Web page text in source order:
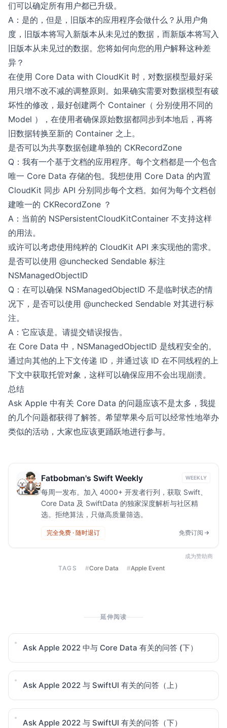
们可以确定所有用户都已升级。
A：是的，但是，旧版本的应用程序会做什么？从用户角
度，旧版本将写入新版本从未见过的数据，而新版本将写入
旧版本从未见过的数据。您将如何向您的用户解释这种差
异？
在使用 Core Data with CloudKit 时，对数据模型最好采
用只增不改不减的调整原则。如果确实需要对数据模型有破
坏性的修改，最好创建两个 Container（ 分别使用不同的
Model ），在使用者确保原始数据都同步到本地后，再将
旧数据转换至新的 Container 之上。
是否可以为共享数据创建单独的 CKRecordZone
Q：我有一个基于文档的应用程序。每个文档都是一个包含
唯一 Core Data 存储的包。我想使用 Core Data 的内置
CloudKit 同步 API 分别同步每个文档。如何为每个文档创
建唯一的 CKRecordZone ？
A：当前的 NSPersistentCloudKitContainer 不支持这样
的用法。
或许可以考虑使用纯粹的 CloudKit API 来实现他的需求。
是否可以使用 @unchecked Sendable 标注
NSManagedObjectID
Q：在可以确保 NSManagedObjectID 不是临时状态的情
况下，是否可以使用 @unchecked Sendable 对其进行标
注。
A：它应该是。请提交错误报告。
在 Core Data 中，NSManagedObjectID 是线程安全的。
通过向其他的上下文传递 ID，并通过该 ID 在不同线程的上
下文中获取托管对象，这样可以确保应用不会出现崩溃。
总结
Ask Apple 中有关 Core Data 的问题应该不是太多，我提
的几个问题都获得了解答。希望苹果今后可以经常性地举办
类似的活动，大家也应该更踊跃地进行参与。
Fatbobman's Swift Weekly WEEKLY
每周一发布。加入 4000+ 开发者行列，获取 Swift、
Core Data 及 SwiftData 的独家深度解析与社区精
选。拒绝算法，只做高质量筛选。
完全免费 · 随时退订 免费订阅
成为赞助商
TAGS #Core Data #Apple Event
延伸阅读
Ask Apple 2022 中与 Core Data 有关的问答 (下）
Ask Apple 2022 与 SwiftUI 有关的问答（上）
Ask Apple 2022 与 SwiftUI 有关的问答（下）